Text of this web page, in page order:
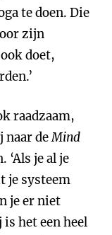
te doen. Die
zijn
doet,
raadzaam,
naar deMind
‘Als je al je
je systeem
je er niet
het een heel